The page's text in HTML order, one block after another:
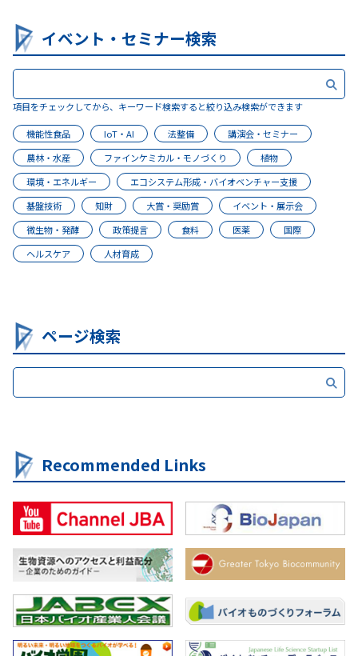
イベント・セミナー検索
項目をチェックしてから、キーワード検索すると絞り込み検索ができます
機能性食品 IoT・AI 法整備
講演会・セミナー
農林・水産
ファインケミカル・モノづくり
植物
環境・エネルギー
エコシステム形成・バイオベンチャー支援
基盤技術
知財 大賞・奨励賞
イベント・展示会
微生物・発酵
政策提言 食料 医薬
国際
ヘルスケア
人材育成
ページ検索
Recommended Links